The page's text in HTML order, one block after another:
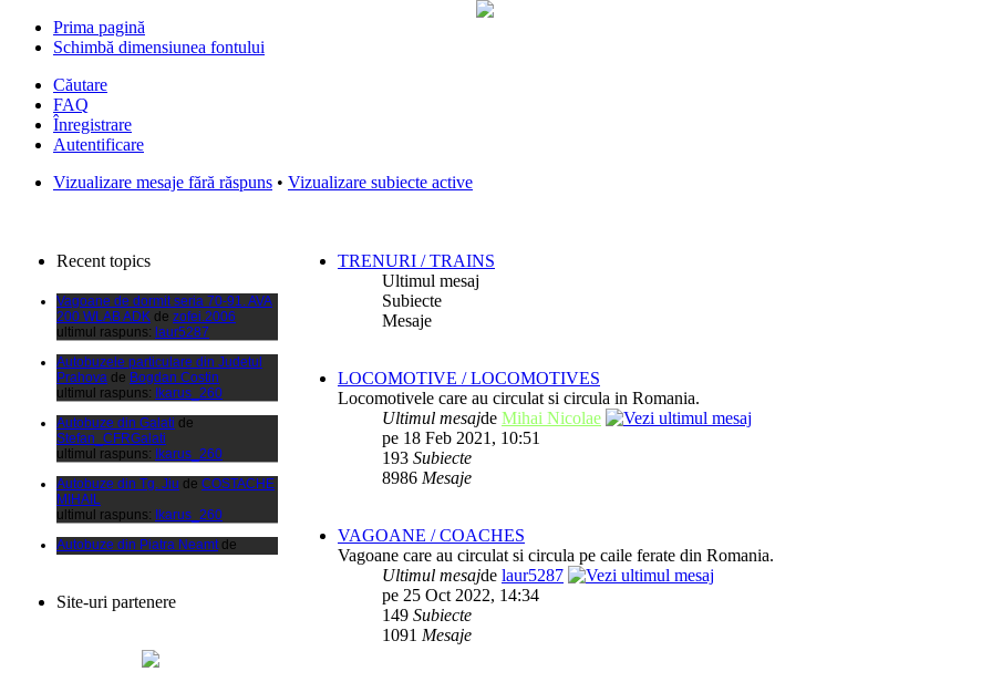
Prima pagină
Schimbă dimensiunea fontului
Căutare
FAQ
Înregistrare
Autentificare
Vizualizare mesaje fără răspuns • Vizualizare subiecte active
Recent topics
ultimul raspuns:DPS
Vagoane de dormit seria 70-91. AVA
200 WLAB ADKdezofei.2006
ultimul raspuns:laur5287
Autobuzele particulare din Judetul
PrahovadeBogdan Costin
ultimul raspuns:Ikarus_260
Autobuze din Galatide
Stefan_CFRGalati
ultimul raspuns:Ikarus_260
Autobuze din Tg. JiudeCOSTACHE
MIHAIL
ultimul raspuns:Ikarus_260
Autobuze din Piatra Neamtde
xCalinx
ultimul raspuns:Ikarus_260
ultimul raspuns:
ultimul raspuns:Ikarus_260
Site-uri partenere
TRENURI / TRAINS
Ultimul mesaj
Subiecte
Mesaje
LOCOMOTIVE / LOCOMOTIVES
Locomotivele care au circulat si circula in Romania.
Ultimul mesajde Mihai Nicolae
pe 18 Feb 2021, 10:51
193 Subiecte
8986 Mesaje
VAGOANE / COACHES
Vagoane care au circulat si circula pe caile ferate din Romania.
Ultimul mesajde laur5287
pe 25 Oct 2022, 14:34
149 Subiecte
1091 Mesaje